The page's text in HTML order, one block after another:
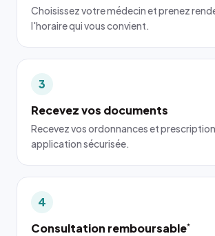
Choisissez votre médecin et prenez
l'horaire qui vous convient.
3
Recevez vos documents
Recevez vos ordonnances et
application sécurisée.
4
Consultation remboursable*